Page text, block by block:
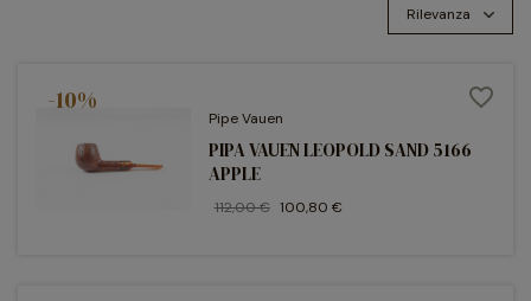
Rilevanza
-10%
Pipe Vauen
PIPA VAUEN LEOPOLD SAND 5166
APPLE
112,00 € 100,80 €
favorite_border